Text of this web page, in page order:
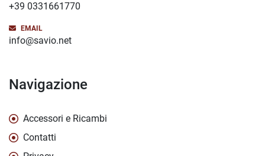
+39 0331661770
EMAIL
info@savio.net
Navigazione
Accessori e Ricambi
Contatti